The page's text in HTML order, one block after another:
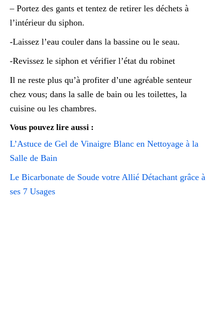
– Portez des gants et tentez de retirer les déchets à
l’intérieur du siphon.
-Laissez l’eau couler dans la bassine ou le seau.
-Revissez le siphon et vérifier l’état du robinet
Il ne reste plus qu’à profiter d’une agréable senteur
chez vous; dans la salle de bain ou les toilettes, la
cuisine ou les chambres.
Vous pouvez lire aussi :
L’Astuce de Gel de Vinaigre Blanc en Nettoyage à la
Salle de Bain
Le Bicarbonate de Soude votre Allié Détachant grâce à
ses 7 Usages